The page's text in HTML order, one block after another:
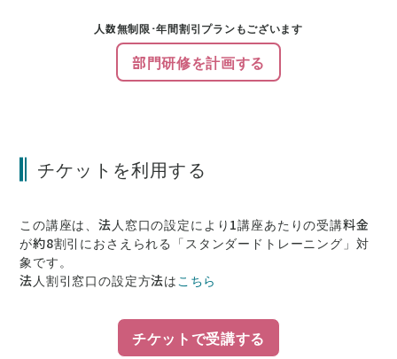
人数無制限･年間割引プランもございます
部門研修を計画する
チケットを利用する
この講座は、法人窓口の設定により1講座あたりの受講料金
が約8割引におさえられる「スタンダードトレーニング」対
象です。
法人割引窓口の設定方法は こちら
チケットで受講する